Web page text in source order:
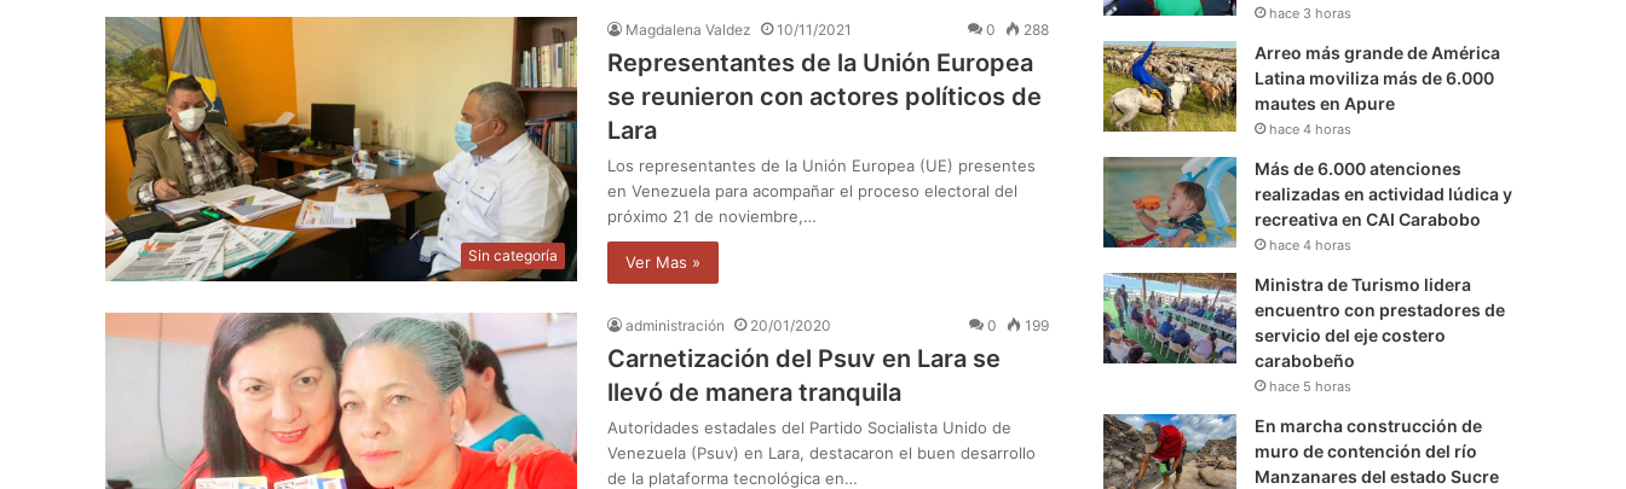
Sin categoría
Magdalena Valdez 10/11/2021 0 288
Representantes de la Unión Europea
se reunieron con actores políticos de
Lara
Los representantes de la Unión Europea (UE) presentes
en Venezuela para acompañar el proceso electoral del
próximo 21 de noviembre,…
Ver Mas »
administración 20/01/2020 0 199
Carnetización del Psuv en Lara se
llevó de manera tranquila
Autoridades estadales del Partido Socialista Unido de
Venezuela (Psuv) en Lara, destacaron el buen desarrollo
de la plataforma tecnológica en…
hace 3 horas
Arreo más grande de América
Latina moviliza más de 6.000
mautes en Apure
hace 4 horas
Más de 6.000 atenciones
realizadas en actividad lúdica y
recreativa en CAI Carabobo
hace 4 horas
Ministra de Turismo lidera
encuentro con prestadores de
servicio del eje costero
carabobeño
hace 5 horas
En marcha construcción de
muro de contención del río
Manzanares del estado Sucre